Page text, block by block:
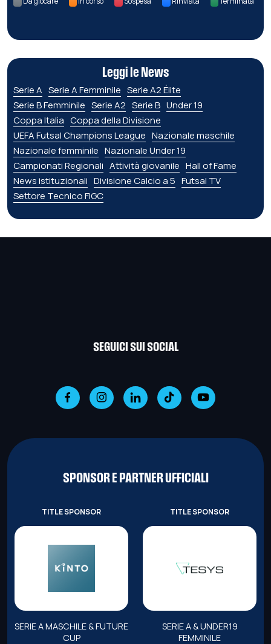
Leggi le News
Serie A Serie A Femminile Serie A2 Élite
Serie B Femminile Serie A2 Serie B Under 19
Coppa Italia Coppa della Divisione
UEFA Futsal Champions League Nazionale maschile
Nazionale femminile Nazionale Under 19
Campionati Regionali Attività giovanile Hall of Fame
News istituzionali Divisione Calcio a 5 Futsal TV
Settore Tecnico FIGC
SEGUICI SUI SOCIAL
SPONSOR E PARTNER UFFICIALI
TITLE SPONSOR
SERIE A MASCHILE & FUTURE
CUP
TITLE SPONSOR
SERIE A & UNDER19
FEMMINILE